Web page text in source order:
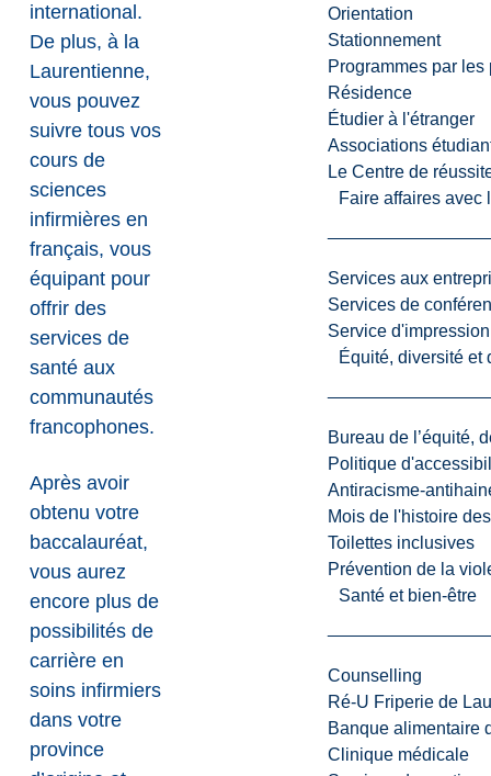
Orientation
Stationnement
Programmes par les
Résidence
Étudier à l'étranger
Associations
Le Centre de
Faire affaires avec
Services aux
Services de
Service d'impression
Équité, diversité et
Bureau de l’équité,
Politique
Antiracisme-
Mois de l'histoire
Toilettes inclusives
Prévention de la
Santé et bien-être
Counselling
Ré-U Friperie de
Banque alimentaire
Clinique médicale
international.
De plus, à la
Laurentienne,
vous pouvez
suivre tous vos
cours de
sciences
infirmières en
français, vous
équipant pour
offrir des
services de
santé aux
communautés
francophones.
Après avoir
obtenu votre
baccalauréat,
vous aurez
encore plus de
possibilités de
carrière en
soins infirmiers
dans votre
province